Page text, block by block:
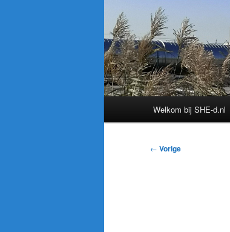
Welkom bij SHE-d.nl
Bericht
← Vorige